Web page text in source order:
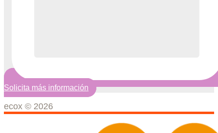
Solicita más información
ecox © 2026